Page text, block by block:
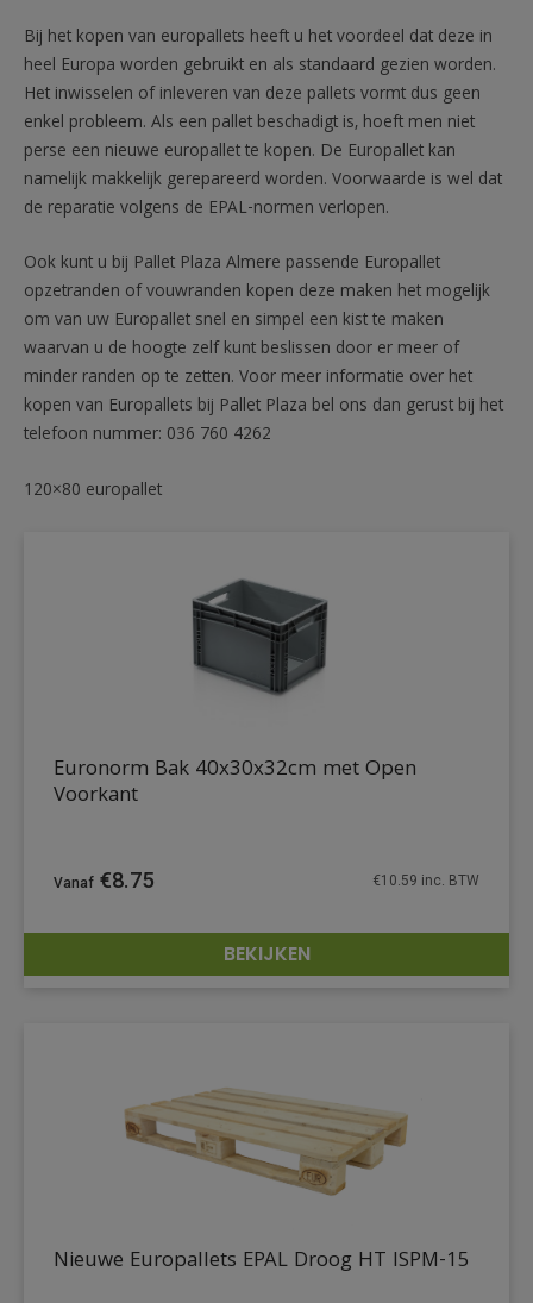
Bij het kopen van europallets heeft u het voordeel dat deze in
heel Europa worden gebruikt en als standaard gezien worden.
Het inwisselen of inleveren van deze pallets vormt dus geen
enkel probleem. Als een pallet beschadigt is, hoeft men niet
perse een nieuwe europallet te kopen. De Europallet kan
namelijk makkelijk gerepareerd worden. Voorwaarde is wel dat
de reparatie volgens de EPAL-normen verlopen.
Ook kunt u bij Pallet Plaza Almere passende Europallet
opzetranden of vouwranden kopen deze maken het mogelijk
om van uw Europallet snel en simpel een kist te maken
waarvan u de hoogte zelf kunt beslissen door er meer of
minder randen op te zetten. Voor meer informatie over het
kopen van Europallets bij Pallet Plaza bel ons dan gerust bij het
telefoon nummer: 036 760 4262
120×80 europallet
DETAILS
Euronorm Bak 40x30x32cm met Open
Voorkant
€8.75 €10.59 inc. BTW
BEKIJKEN
Nieuwe Europallets EPAL Droog HT ISPM-15